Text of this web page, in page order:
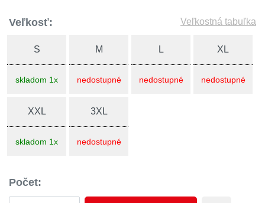
Veľkosť: Veľkostná tabuľka
S
skladom 1x
M
nedostupné
L
nedostupné
XL
nedostupné
XXL
skladom 1x
3XL
nedostupné
Počet: